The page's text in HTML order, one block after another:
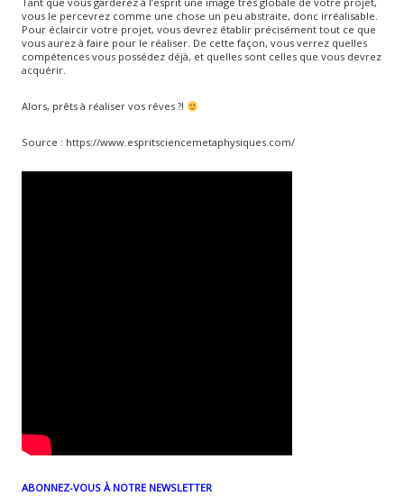
vous le percevrez comme une chose un peu abstraite, donc irréalisable.
Pour éclaircir votre projet, vous devrez établir précisément tout ce que
vous aurez à faire pour le réaliser. De cette façon, vous verrez quelles
compétences vous possédez déjà, et quelles sont celles que vous devrez
acquérir.
Alors, prêts à réaliser vos rêves ?!
Source : https://www.espritsciencemetaphysiques.com/
ABONNEZ-VOUS À NOTRE NEWSLETTER